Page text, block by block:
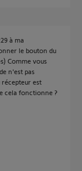
à ma
le bouton du
Comme vous
n'est pas
est
cela fonctionne ?